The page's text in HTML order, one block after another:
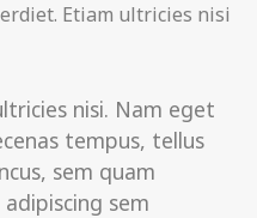
Etiam ultricies nisi
nisi. Nam eget
tempus, tellus
sem quam
sem